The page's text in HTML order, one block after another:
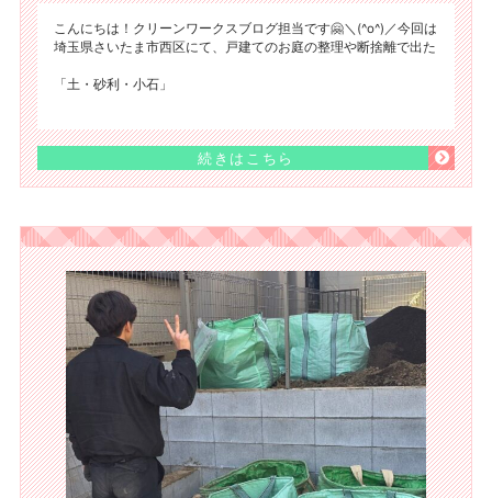
こんにちは！クリーンワークスブログ担当です🤗＼(^o^)／今回は
埼玉県さいたま市西区にて、戸建てのお庭の整理や断捨離で出た
「土・砂利・小石」
続きはこちら